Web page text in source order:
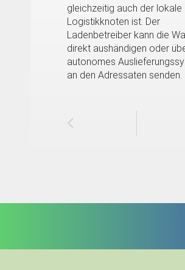
gleichzeitig auch der lokale
Logistikknoten ist. Der
Ladenbetreiber kann die
direkt aushändigen oder
autonomes
an den Adressaten senden.